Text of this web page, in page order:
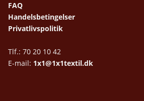
FAQ
Handelsbetingelser
Privatlivspolitik
Tlf.: 70 20 10 42
E-mail: 1x1@1x1textil.dk